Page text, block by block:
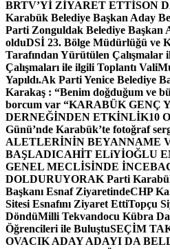
BRTV’Yİ ZİYARET ETTİSON
Karabük Belediye Başkan Aday
Parti Zonguldak Belediye Başkan
olduDSİ 23. Bölge Müdürlüğü ve
Tarafından Yürütülen Çalışmalar
Çalışmaları ile ilgili Toplantı
Yapıldı.Ak Parti Yenice Belediye
Karakaş : “Benim doğduğum ve
borcum var “KARABÜK GENÇ
DERNEĞİNDEN ETKİNLİK10
Günü’nde Karabük’te fotoğraf
ALETLERİNİN BEYANNAME
BAŞLADICAHİT ELiYİOĞLU
GENEL MECLİSİNDE
DOLDURUYORAK Parti
Başkanı Esnaf ZiyaretindeCHP
Sitesi Esnafını Ziyaret EttiTopçu
DöndüMilli Tekvandocu Kübra
Öğrencileri ile BuluştuSEÇİM
OVACIK ADAY ADAYI DA